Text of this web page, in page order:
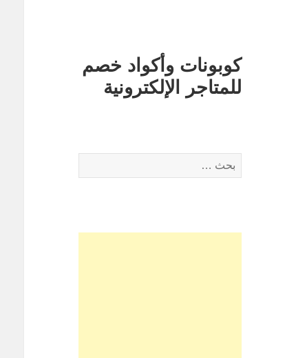
كوبونات وأكواد خصم
للمتاجر الإلكترونية
عن: